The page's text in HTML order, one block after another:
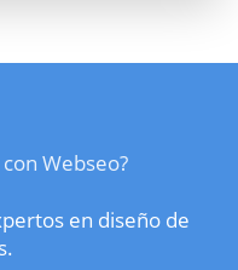
Webseo?
en diseño de